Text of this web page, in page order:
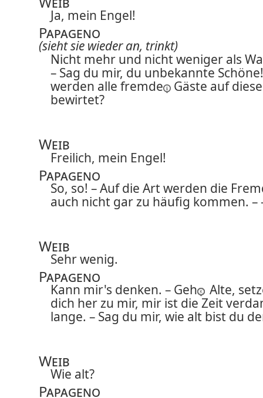
Ja, mein Engel!
Papageno
(sieht sie wieder an, trinkt)
Nicht mehr und nicht weniger als
– Sag du mir, du unbekannte Schöne!
werden alle fremde
Gäste auf
bewirtet?
Weib
Freilich, mein Engel!
Papageno
So, so! – Auf die Art werden die
auch nicht gar zu häufig kommen. –
Weib
Sehr wenig.
Papageno
Kann mir's denken. – Geh
Alte,
dich her zu mir, mir ist die Zeit
lange. – Sag du mir, wie alt bist du
Weib
Wie alt?
Papageno